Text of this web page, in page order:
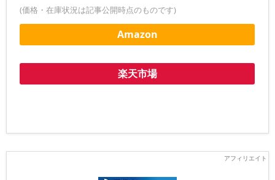
(価格・在庫状況は記事公開時点のものです)
Amazon
楽天市場